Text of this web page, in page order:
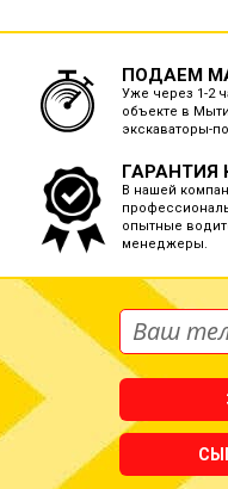
ПОДАЕМ
Уже через 1-2
объекте в
экскаваторы-
ГАРАНТИЯ
В нашей
опытные
менеджеры.